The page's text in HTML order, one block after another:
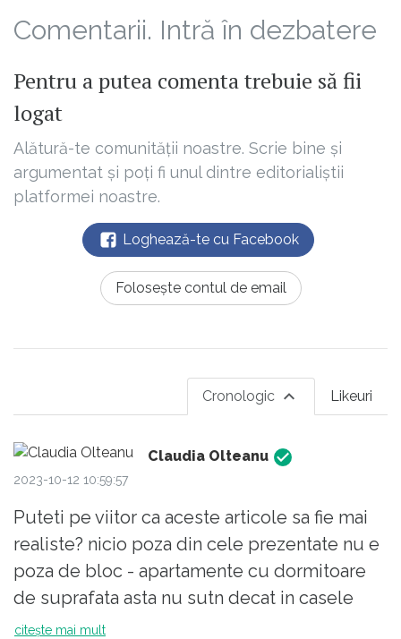
Comentarii. Intră în dezbatere
Pentru a putea comenta trebuie să fii
logat
Alătură-te comunității noastre. Scrie bine și
argumentat și poți fi unul dintre editorialiștii
platformei noastre.
Loghează-te cu Facebook
Folosește contul de email
Likeuri
Cronologic
Claudia Olteanu
2023-10-12 10:59:57
Puteti pe viitor ca aceste articole sa fie mai
realiste? nicio poza din cele prezentate nu e
poza de bloc - apartamente cu dormitoare
de suprafata asta nu sutn decat in casele
moderne si scumpe, adica sub 10% din ce au
citește mai mult